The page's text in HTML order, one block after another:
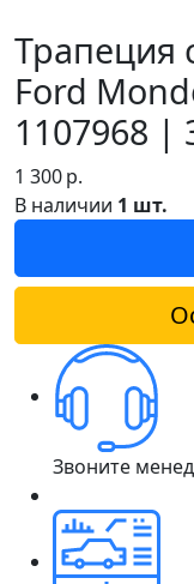
Трапеция
Ford
1107968 |
1 300р.
В наличии 1 шт.
Звоните